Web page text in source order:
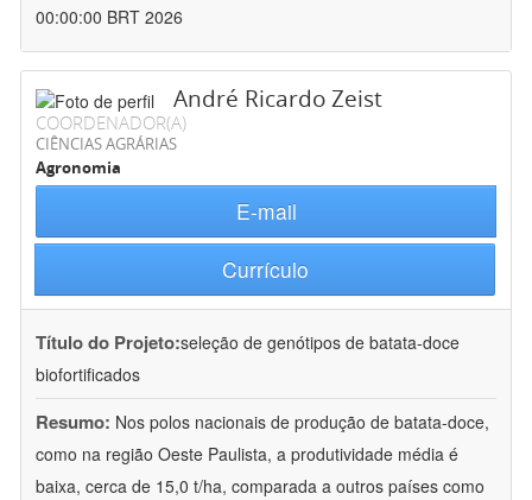
00:00:00 BRT 2026
André Ricardo Zeist
COORDENADOR(A)
CIÊNCIAS AGRÁRIAS
Agronomia
E-mail
Currículo
Título do Projeto:seleção de genótipos de batata-doce
biofortificados
Resumo: Nos polos nacionais de produção de batata-doce,
como na região Oeste Paulista, a produtividade média é
baixa, cerca de 15,0 t/ha, comparada a outros países como